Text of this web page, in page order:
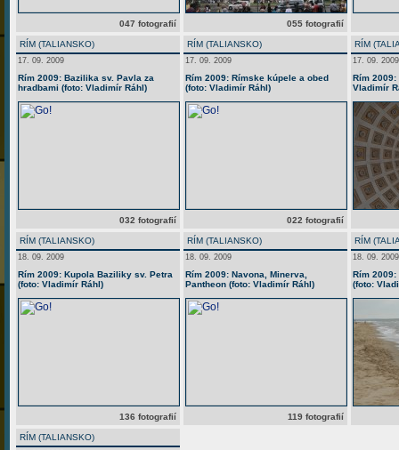
047 fotografií 055 fotografií
RÍM (TALIANSKO)
17. 09. 2009
Rím 2009: Bazilika sv. Pavla za
hradbami (foto: Vladimír Ráhl)
032 fotografií
RÍM (TALIANSKO)
17. 09. 2009
Rím 2009: Rímske kúpele a obed
(foto: Vladimír Ráhl)
022 fotografií
RÍM
17. 09. 2009
Rím 2009:
Vladimír
RÍM (TALIANSKO)
18. 09. 2009
Rím 2009: Kupola Baziliky sv. Petra
(foto: Vladimír Ráhl)
136 fotografií
RÍM (TALIANSKO)
18. 09. 2009
Rím 2009: Navona, Minerva,
Pantheon (foto: Vladimír Ráhl)
119 fotografií
RÍM
18. 09. 2009
Rím
(foto:
RÍM (TALIANSKO)